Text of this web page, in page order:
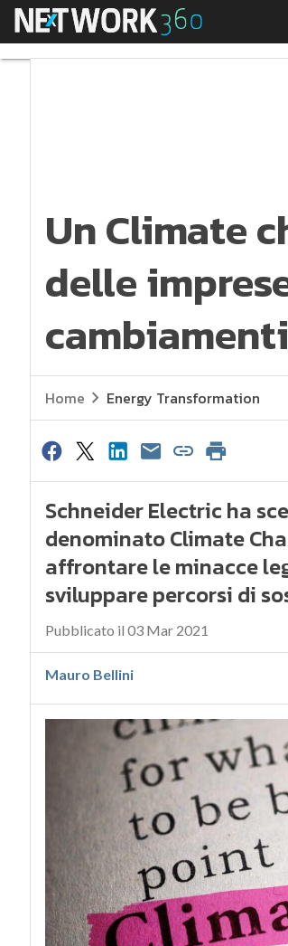
Menu Un
Un Climate
delle
Home Energy Transformation
Schneider Electric ha
denominato Climate
affrontare le minacce
sviluppare percorsi di
Pubblicato il 03 Mar 2021
Mauro Bellini